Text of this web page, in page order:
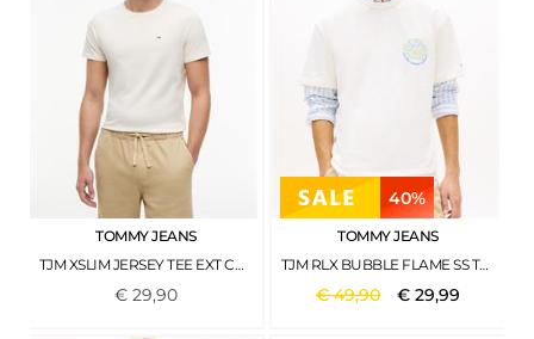
TOMMY JEANS
TJM XSLIM JERSEY TEE EXT CALICO
€ 29,90
40%
TOMMY JEANS
TJM RLX BUBBLE FLAME SS TEE ANCIENT WHITE
€49,90 €29,99